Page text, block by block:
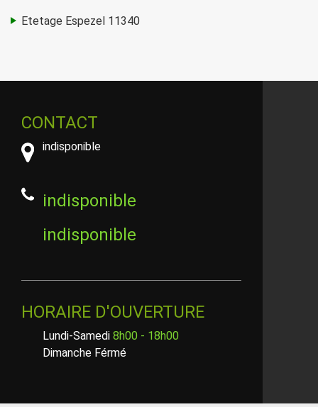
Etetage Espezel 11340
CONTACT
indisponible
indisponible
indisponible
HORAIRE D'OUVERTURE
Lundi-Samedi 8h00 - 18h00
Dimanche Férmé